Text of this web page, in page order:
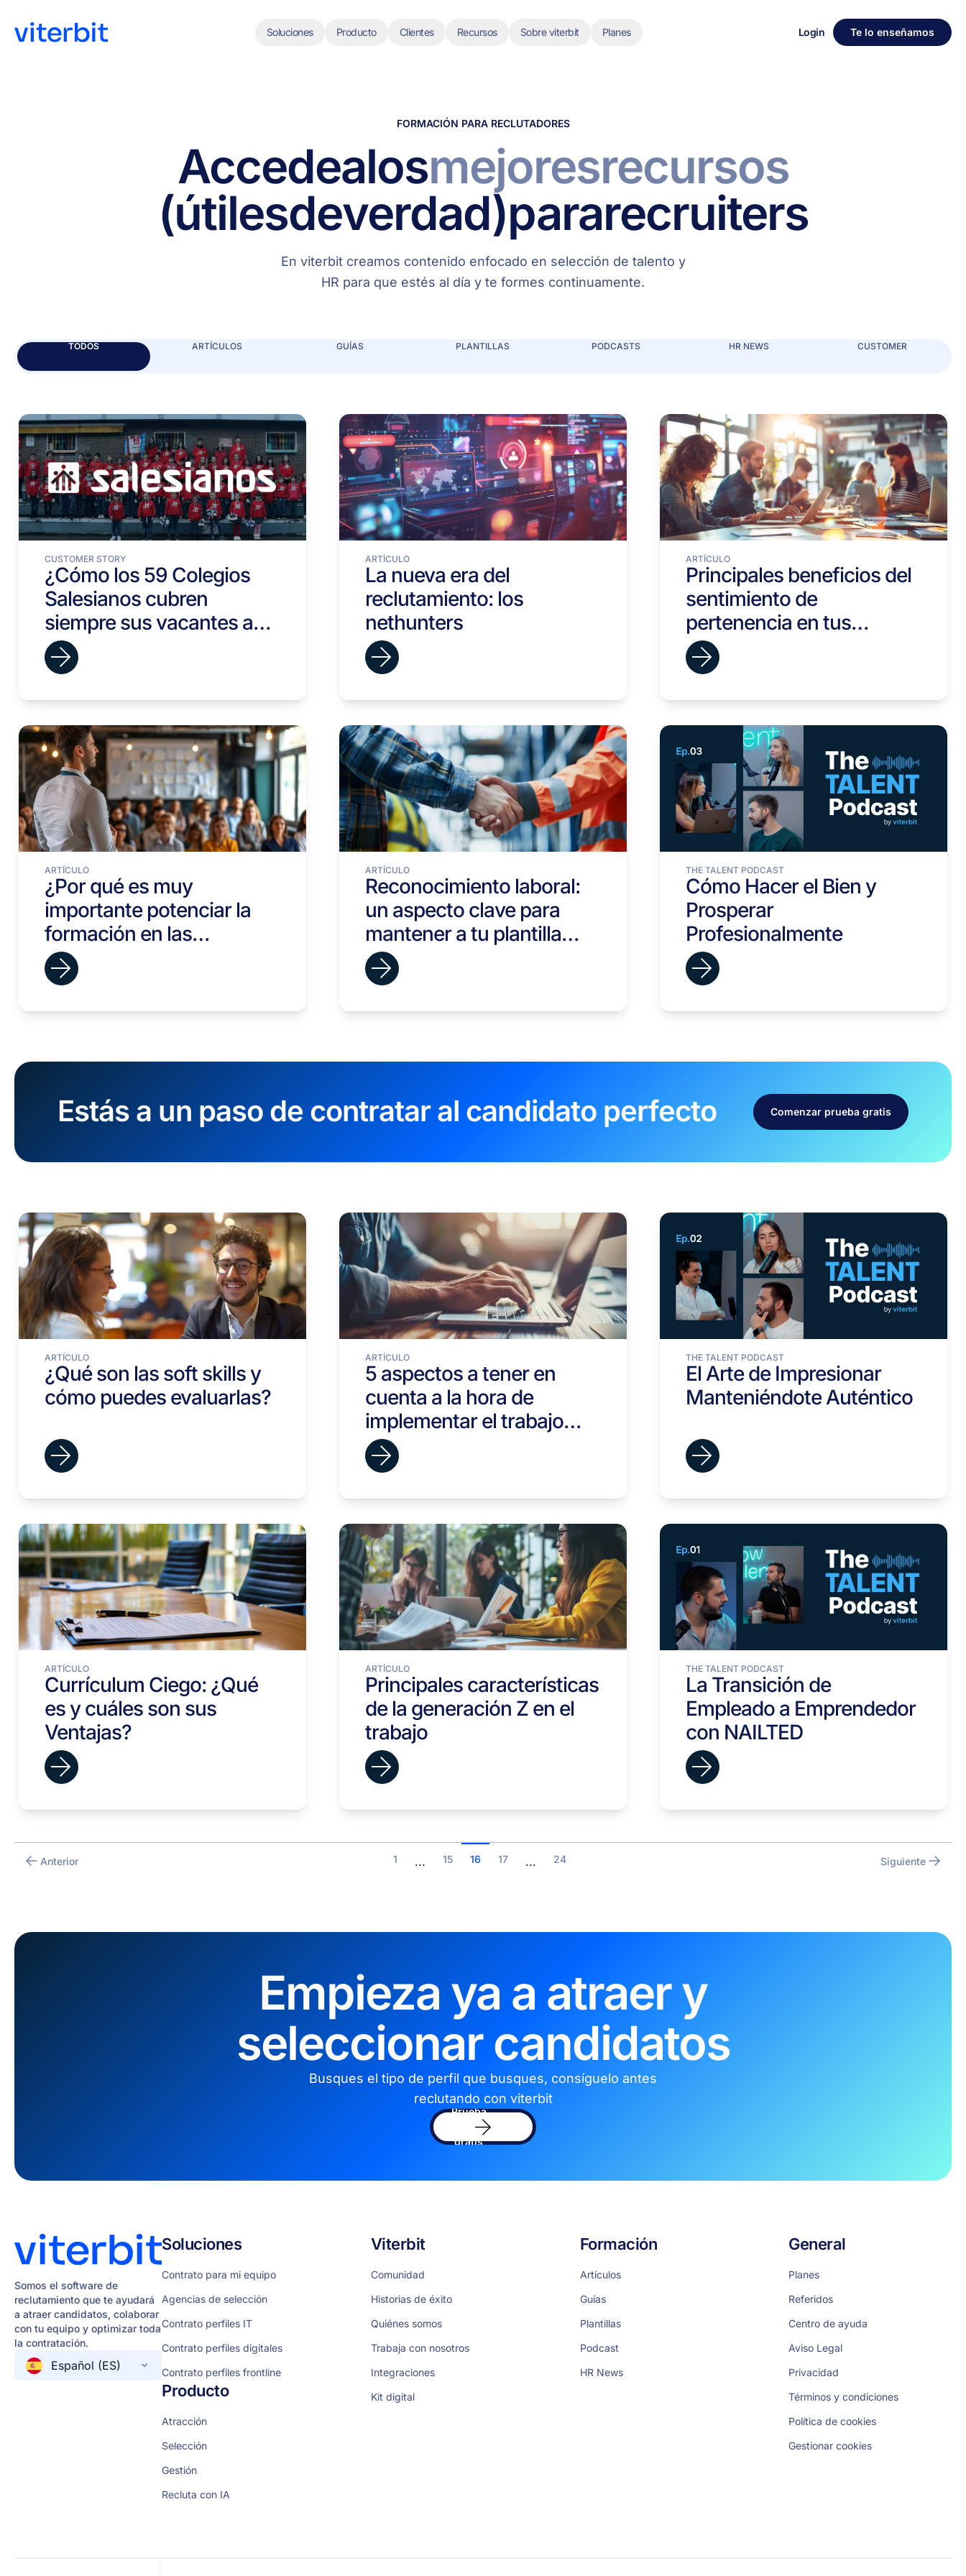
Login Te lo enseñamos
Soluciones Producto Clientes Recursos Sobre viterbit Planes
FORMACIÓN PARA RECLUTADORES
Accedealosmejoresrecursos
(útilesdeverdad)pararecruiters
En viterbit creamos contenido enfocado en selección de talento y
HR para que estés al día y te formes continuamente.
TODOS ARTÍCULOS GUÍAS PLANTILLAS PODCASTS HR NEWS CUSTOMER
CUSTOMER STORY
¿Cómo los 59 Colegios
Salesianos cubren
siempre sus vacantes a
tiempo?
ARTÍCULO
La nueva era del
reclutamiento: los
nethunters
ARTÍCULO
Principales beneficios del
sentimiento de
pertenencia en tus
empleados
ARTÍCULO
¿Por qué es muy
importante potenciar la
formación en las
empresas?
ARTÍCULO
Reconocimiento laboral:
un aspecto clave para
mantener a tu plantilla
motivada
THE TALENT PODCAST
Cómo Hacer el Bien y
Prosperar
Profesionalmente
Estás a un paso de contratar al candidato perfecto Comenzar prueba gratis
ARTÍCULO
¿Qué son las soft skills y
cómo puedes evaluarlas?
ARTÍCULO
5 aspectos a tener en
cuenta a la hora de
implementar el trabajo
híbrido en tu empresa
THE TALENT PODCAST
El Arte de Impresionar
Manteniéndote Auténtico
ARTÍCULO
Currículum Ciego: ¿Qué
es y cuáles son sus
Ventajas?
ARTÍCULO
Principales características
de la generación Z en el
trabajo
THE TALENT PODCAST
La Transición de
Empleado a Emprendedor
con NAILTED
Anterior 1 ... 15 16 17 ... 24 Siguiente
Empieza ya a atraer y
seleccionar candidatos
Busques el tipo de perfil que busques, consíguelo antes
reclutando con viterbit
Prueba
software
gratis
Somos el software de
reclutamiento que te ayudará
a atraer candidatos, colaborar
con tu equipo y optimizar toda
la contratación.
Español (ES)
Soluciones
Contrato para mi equipo
Agencias de selección
Contrato perfiles IT
Contrato perfiles digitales
Contrato perfiles frontline
Producto
Atracción
Selección
Gestión
Recluta con IA
Viterbit
Comunidad
Historias de éxito
Quiénes somos
Trabaja con nosotros
Integraciones
Kit digital
Formación
Artículos
Guías
Plantillas
Podcast
HR News
General
Planes
Referidos
Centro de ayuda
Aviso Legal
Privacidad
Términos y condiciones
Política de cookies
Gestionar cookies